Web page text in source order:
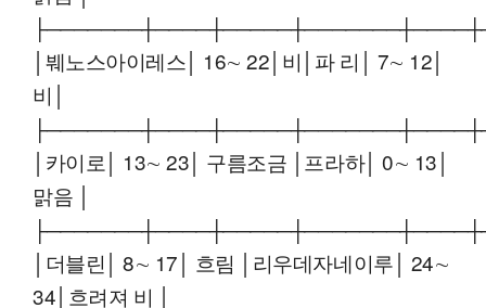
│붸노스아이레스│ 16∼ 22│비│파 리│ 7∼ 12│
비│
│카이로│ 13∼ 23│ 구름조금 │프라하│ 0∼ 13│
맑음 │
│더블린│ 8∼ 17│ 흐림 │리우데자네이루│ 24∼
34│흐려져 비 │